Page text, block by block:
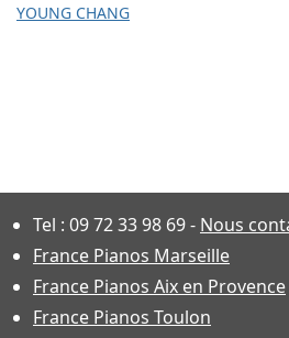
YOUNG CHANG
Tel : 09 72 33 98 69- Nous
France Pianos Marseille
France Pianos Aix en Provence
France Pianos Toulon